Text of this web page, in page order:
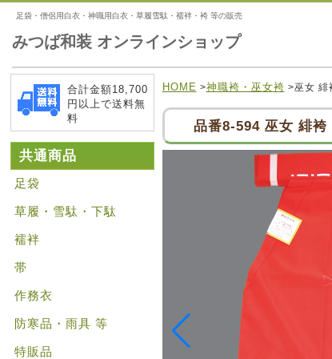
足袋・僧侶用白衣・神職用白衣・草履雪駄・襦袢・袴 等の販売
みつば和装 オンラインショップ
HOME >神職袴・巫女袴 >巫女 緋
品番8-594 巫女 緋袴
合計金額18,700
円以上で送料無
料
共通商品
足袋
草履・雪駄・下駄
襦袢
帯
作務衣
防寒品・雨具 等
特販品